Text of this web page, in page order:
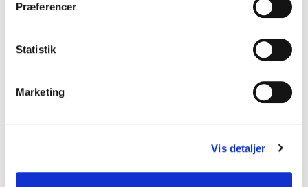
Præferencer
Statistik
Marketing
Vis detaljer